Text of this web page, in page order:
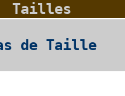
Tailles
de Taille